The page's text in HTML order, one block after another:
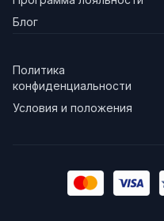
Блог
Политика
конфиденциальности
Условия и положения